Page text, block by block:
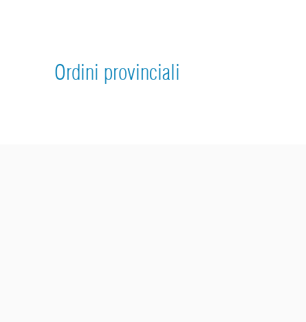
Ordini provinciali